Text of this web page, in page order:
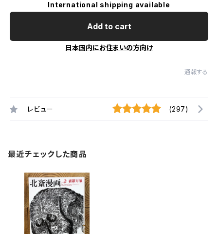
International shipping available
Add to cart
日本国内にお住まいの方向け
通報する
レビュー (297)
最近チェックした商品